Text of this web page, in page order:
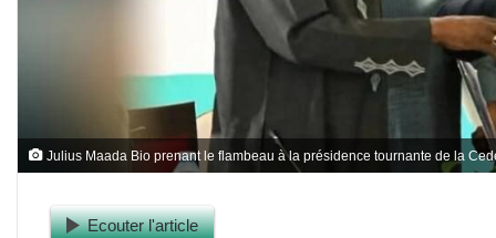
Julius Maada Bio prenant le flambeau à la présidence tournante de la
Ecouter l'article